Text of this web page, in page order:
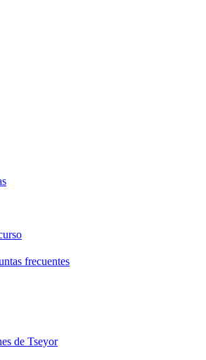
frecuentes
de Tseyor